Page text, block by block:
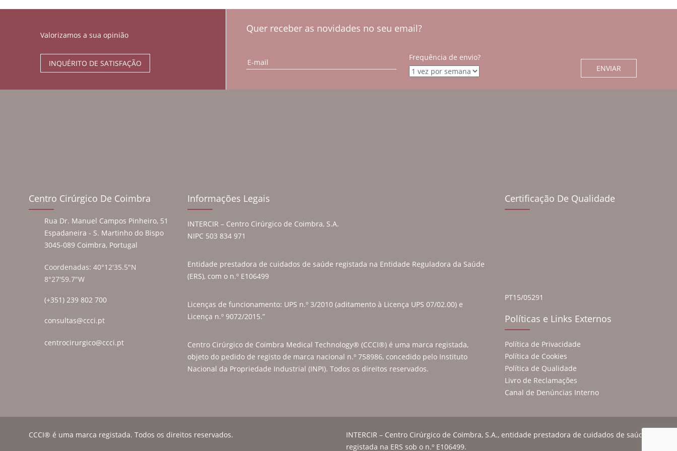
Valorizamos a sua opinião
INQUÉRITO DE SATISFAÇÃO
Quer receber as novidades no seu email?
Frequência de envio?
Centro Cirúrgico De Coimbra
Rua Dr. Manuel Campos Pinheiro, 51
Espadaneira - S. Martinho do Bispo
3045-089 Coimbra, Portugal
Coordenadas: 40°12'35.5"N
8°27'59.7"W
(+351) 239 802 700
consultas@ccci.pt
centrocirurgico@ccci.pt
Informações Legais
INTERCIR – Centro Cirúrgico de Coimbra, S.A.
NIPC 503 834 971
Entidade prestadora de cuidados de saúde registada na Entidade Reguladora da Saúde
(ERS), com o n.º E106499
Licenças de funcionamento: UPS n.º 3/2010 (aditamento à Licença UPS 07/02.00) e
Licença n.º 9072/2015.”
Centro Cirúrgico de Coimbra Medical Technology® (CCCI®) é uma marca registada,
objeto do pedido de registo de marca nacional n.º 758986, concedido pelo Instituto
Nacional da Propriedade Industrial (INPI). Todos os direitos reservados.
Certificação De Qualidade
PT15/05291
Políticas e Links Externos
Política de Privacidade
Política de Cookies
Política de Qualidade
Livro de Reclamações
Canal de Denúncias Interno
CCCI® é uma marca registada. Todos os direitos reservados.
INTERCIR – Centro Cirúrgico de Coimbra, S.A., entidade prestadora de cuidados de saúde
registada na ERS sob o n.º E106499.